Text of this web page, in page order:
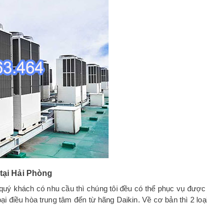
Hải Phòng
khách có nhu cầu thì chúng tôi đều có thể phục vụ
điều hòa trung tâm đến từ hãng Daikin. Về cơ bản thì 2